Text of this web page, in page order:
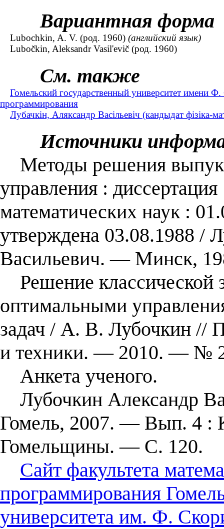
Вариантная форма
Lubochkіn, A. V. (род. 1960) (английский язык)
Lubočkin, Aleksandr Vasil'evič (род. 1960)
См. также
Гомельский государственный университет имени
программирования
Лубачкін, Аляксандр Васільевіч (кандыдат фізіка-
Источники
Методы решения
управления :
математических наук :
утверждена 03.08.1988 /
Васильевич. — Минск,
Решение классической
оптимальными
задач / А. В. Лубочкин //
и техники. — 2010. — №
Анкета ученого.
Лубочкин Александр
Гомель, 2007. — Вып. 4 :
Гомельщины. — С. 120.
Сайт факультета
программирования
университета им. Ф.